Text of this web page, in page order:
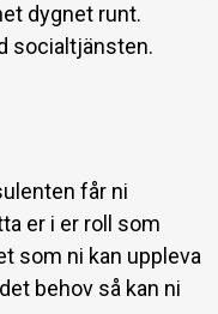
dygnet runt.
socialtjänsten.
får ni
er i er roll som
som ni kan uppleva
behov så kan ni